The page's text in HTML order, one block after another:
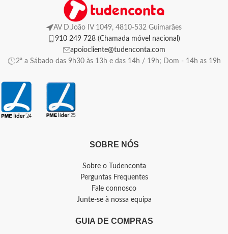
AV D.João IV 1049, 4810-532 Guimarães
910 249 728 (Chamada móvel nacional)
apoiocliente@tudenconta.com
2ª a Sábado das 9h30 às 13h e das 14h / 19h; Dom - 14h as 19h
SOBRE NÓS
Sobre o Tudenconta
Perguntas Frequentes
Fale connosco
Junte-se à nossa equipa
GUIA DE COMPRAS